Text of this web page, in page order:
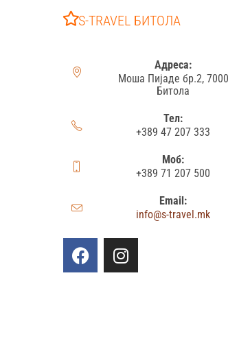
S-TRAVEL БИТОЛА
Адреса:
Моша Пијаде бр.2, 7000
Битола
Тел:
+389 47 207 333
Моб:
+389 71 207 500
Email:
info@s-travel.mk